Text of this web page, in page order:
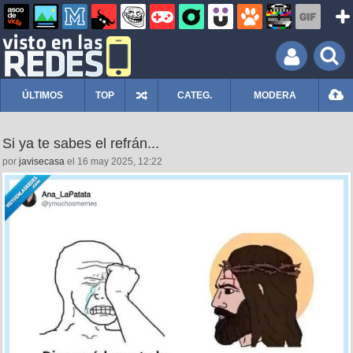
ÚLTIMOS TOP CATEG. MODERA
Si ya te sabes el refrán...
por javisecasa el 16 may 2025, 12:22